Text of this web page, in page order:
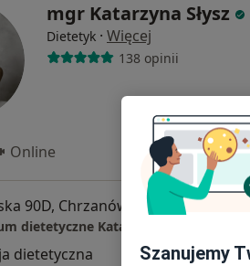
mgr Katarzyna Słysz
Dietetyk · Więcej
138 opinii
Online
90D, Chrzanów Mapa
dietetyczne Katarzyna Słysz
dietetyczna 190
Szanujemy